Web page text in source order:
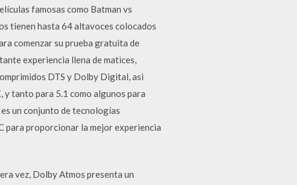
famosas como Batman vs
tienen hasta 64 altavoces colocados
comenzar su prueba gratuita de
experiencia llena de matices,
DTS y Dolby Digital, asi
tanto para 5.1 como algunos para
un conjunto de tecnologías
para proporcionar la mejor experiencia
vez, Dolby Atmos presenta un